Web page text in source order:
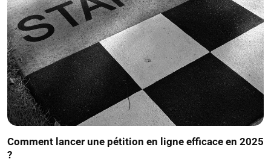
Comment lancer une pétition en ligne efficace en 2025
?